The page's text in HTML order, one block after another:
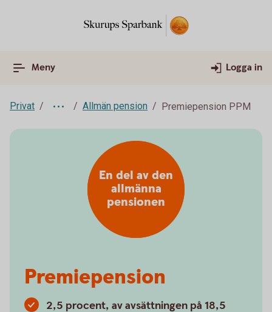
Meny Logga in
Privat Allmän pension Premiepension PPM
Premiepension
2,5 procent, av avsättningen på 18,5
En del av den
allmänna
pensionen